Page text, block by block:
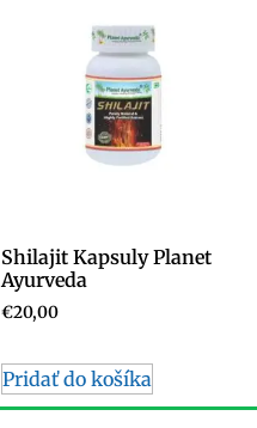
Shilajit Kapsuly Planet
Ayurveda
€20,00
Pridať do košíka